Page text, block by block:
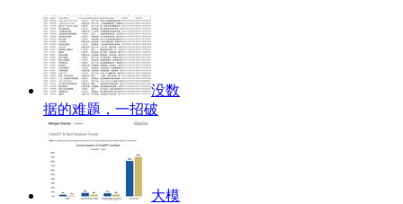
没数
据的难题，一招破
大模